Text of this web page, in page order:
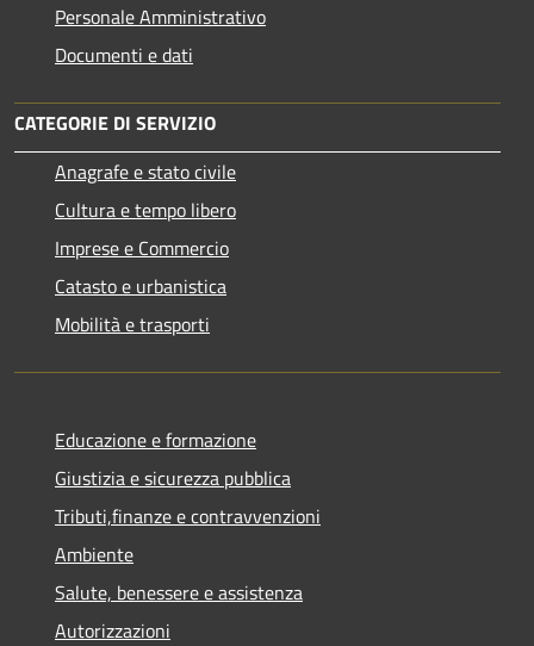
Personale Amministrativo
Documenti e dati
CATEGORIE DI SERVIZIO
Anagrafe e stato civile
Cultura e tempo libero
Imprese e Commercio
Catasto e urbanistica
Mobilità e trasporti
Educazione e formazione
Giustizia e sicurezza pubblica
Tributi,finanze e contravvenzioni
Ambiente
Salute, benessere e assistenza
Autorizzazioni